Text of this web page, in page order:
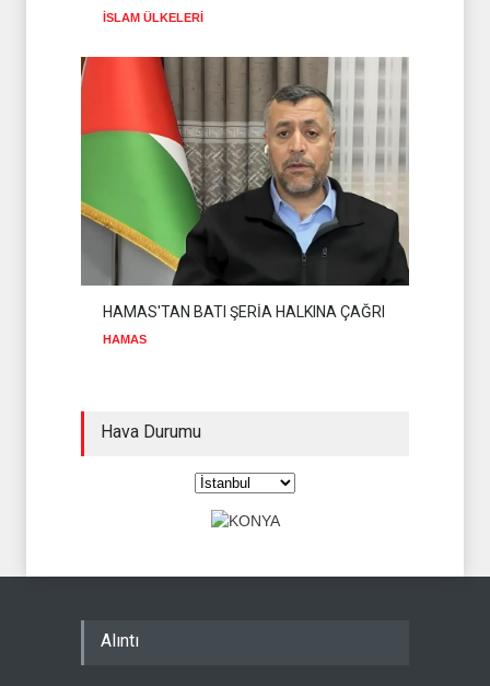
İSLAM ÜLKELERİ
HAMAS'TAN BATI ŞERİA HALKINA ÇAĞRI
HAMAS
Hava Durumu
Alıntı